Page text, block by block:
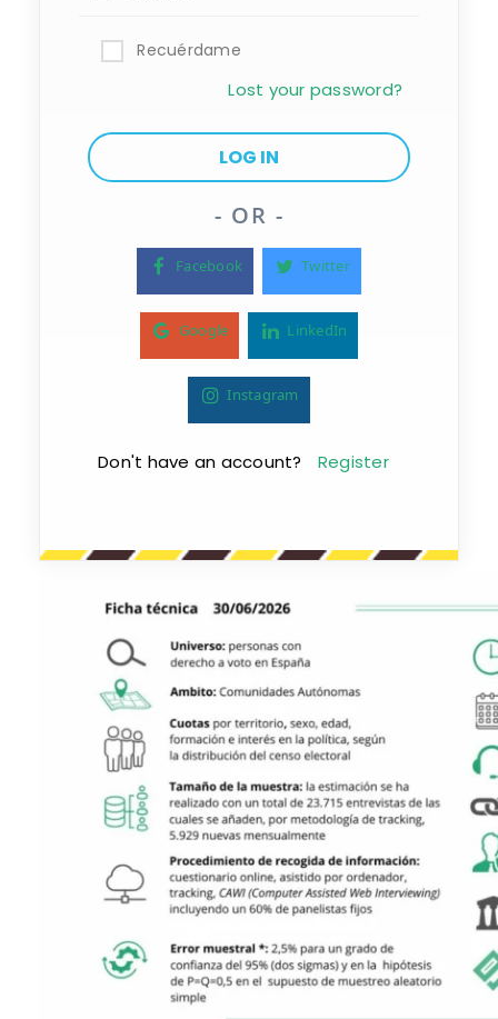
Recuérdame
Lost your password?
- OR -
Facebook Twitter
Google LinkedIn
Instagram
Don't have an account? Register